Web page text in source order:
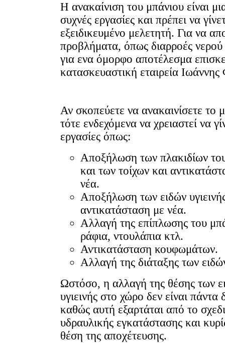
Η ανακαίνιση του μπάνιου είναι
συχνές εργασίες και πρέπει να
εξειδικευμένο μελετητή. Για να
προβλήματα, όπως διαρροές
για ενα όμορφο αποτέλεσμα
κατασκευαστική εταιρεία
Αν σκοπεύετε να ανακαινίσετε το
τότε ενδεχόμενα να χρειαστεί να
εργασίες όπως:
Αποξήλωση των πλακιδίων
και των τοίχων και
νέα.
Αποξήλωση των ειδών
αντικατάσταση με νέα.
Αλλαγή της επίπλωσης του
ράφια, ντουλάπια κτλ.
Αντικατάσταση κουφωμάτων.
Αλλαγή της διάταξης των
Ωστόσο, η αλλαγή της θέσης των
υγιεινής στο χώρο δεν είναι πάντα
καθώς αυτή εξαρτάται από το
υδραυλικής εγκατάστασης και
θέση της αποχέτευσης.